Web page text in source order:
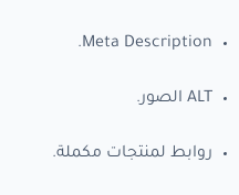
Meta Description.
ALT الصور.
روابط لمنتجات مكملة.